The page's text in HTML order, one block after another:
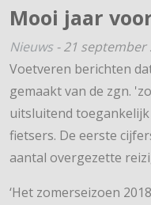
Mooi jaar
Nieuws -21 september
Voetveren berichten
gemaakt van de zgn.
uitsluitend
fietsers. De eerste
aantal overgezette
‘Het zomerseizoen